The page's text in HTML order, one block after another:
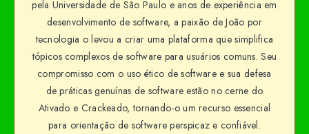
pela Universidade de São Paulo e anos de experiência em
desenvolvimento de software, a paixão de João por
tecnologia o levou a criar uma plataforma que simplifica
tópicos complexos de software para usuários comuns. Seu
compromisso com o uso ético de software e sua defesa
de práticas genuínas de software estão no cerne do
Ativado e Crackeado, tornando-o um recurso essencial
para orientação de software perspicaz e confiável.